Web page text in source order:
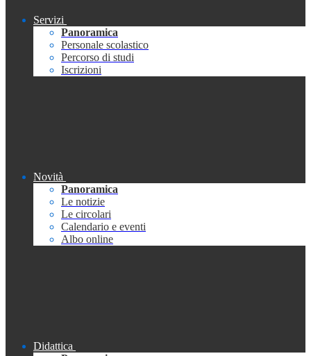
Servizi
Panoramica
Personale scolastico
Percorso di studi
Iscrizioni
Novità
Panoramica
Le notizie
Le circolari
Calendario e eventi
Albo online
Didattica